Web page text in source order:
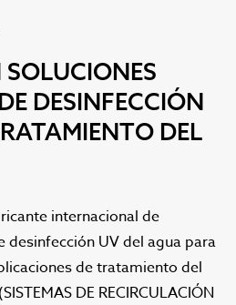
SOLUCIONES
DESINFECCIÓN
DEL
internacional de
desinfección UV del agua para
de tratamiento del
DE RECIRCULACIÓN